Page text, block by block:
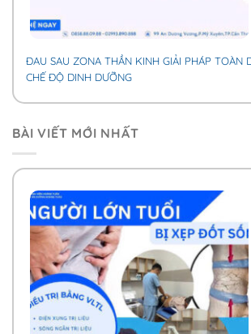
ĐAU SAU ZONA THẦN KINH GIẢI PHÁP TOÀN
CHẾ ĐỘ DINH DƯỠNG
BÀI VIẾT MỚI NHẤT